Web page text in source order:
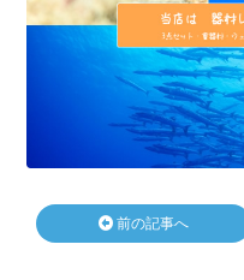
前の記事へ